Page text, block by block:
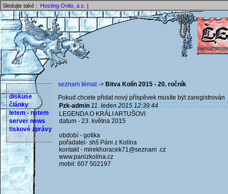
Sledujte také : Hosting Onlio, a.s. |
diskuse
články
letem - netem
server news
tiskové zprávy
seznam témat-> Bitva Kolín 2015 - 20. ročník
Pokud chcete přidat nový příspěvek musíte být
Pzk-admin 11. leden 2015 12:39:44
LEGENDA O KRÁLI ARTUŠOVI
datum - 23. května 2015
období - gotika
pořadatel- shš Páni z Kolína
kontakt - mirekhoracek71@seznam .cz
www.panizkolina.cz
mobil: 607 502197